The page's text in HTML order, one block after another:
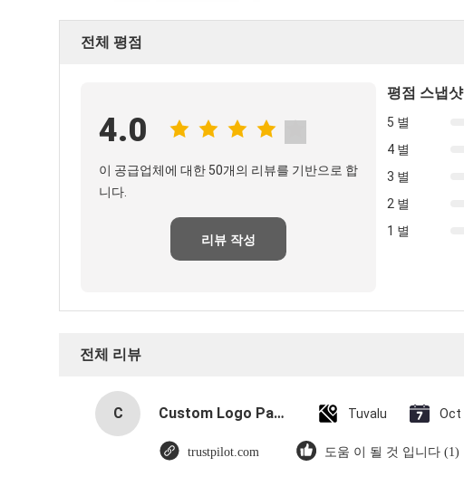
전체 평점
4.0
이 공급업체에 대한 50개의 리뷰를 기반으로 합
니다.
리뷰 작성
평점 스냅샷
5 별
4 별
3 별
2 별
1 별
전체 리뷰
C Custom Logo Paper Cardboard Packing Folding White / Black / Rose Gold Luxury Magnetic Gift Box with Ribbon Closure Tuvalu Oct
trustpilot.com 도움 이 될 것 입니다 (1)